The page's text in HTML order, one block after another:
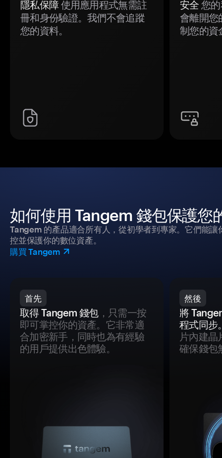
隱私保障使用應用程式無需註
冊和身份驗證。我們不會追蹤
您的資料。
安全 您
會離開您
制您的資
如何使用 Tangem 錢包保護您
Tangem 的產品適合所有人，從初學者到專家。它們能
控並保護你的數位資產。
購買 Tangem
首先
取得 Tangem 錢包，只需一按
即可掌控你的資產。它非常適
合加密新手，同時也為有經驗
的用戶提供出色體驗。
然後
將
程式同步
片內建晶
確保錢包